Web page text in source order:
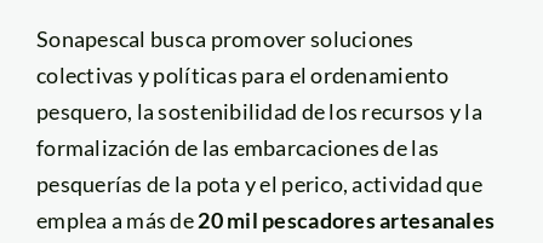
Sonapescal busca promover soluciones
colectivas y políticas para el ordenamiento
pesquero, la sostenibilidad de los recursos y la
formalización de las embarcaciones de las
pesquerías de la pota y el perico, actividad que
emplea a más de20 mil pescadores artesanales